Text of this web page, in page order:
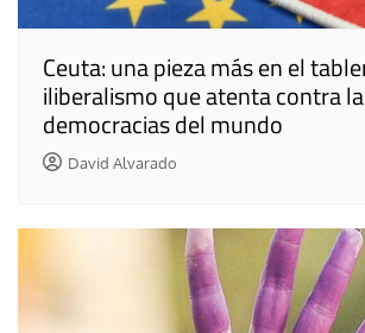
Ceuta: una pieza más en el
iliberalismo que atenta contra
democracias del mundo
David Alvarado